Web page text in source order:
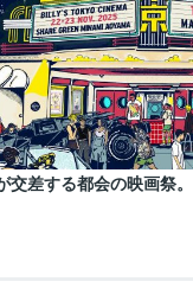
交差する都会の映画祭。